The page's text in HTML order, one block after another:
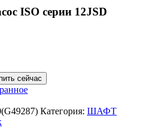
ISO серии 12JSD
сейчас
Категория: ШАФТ